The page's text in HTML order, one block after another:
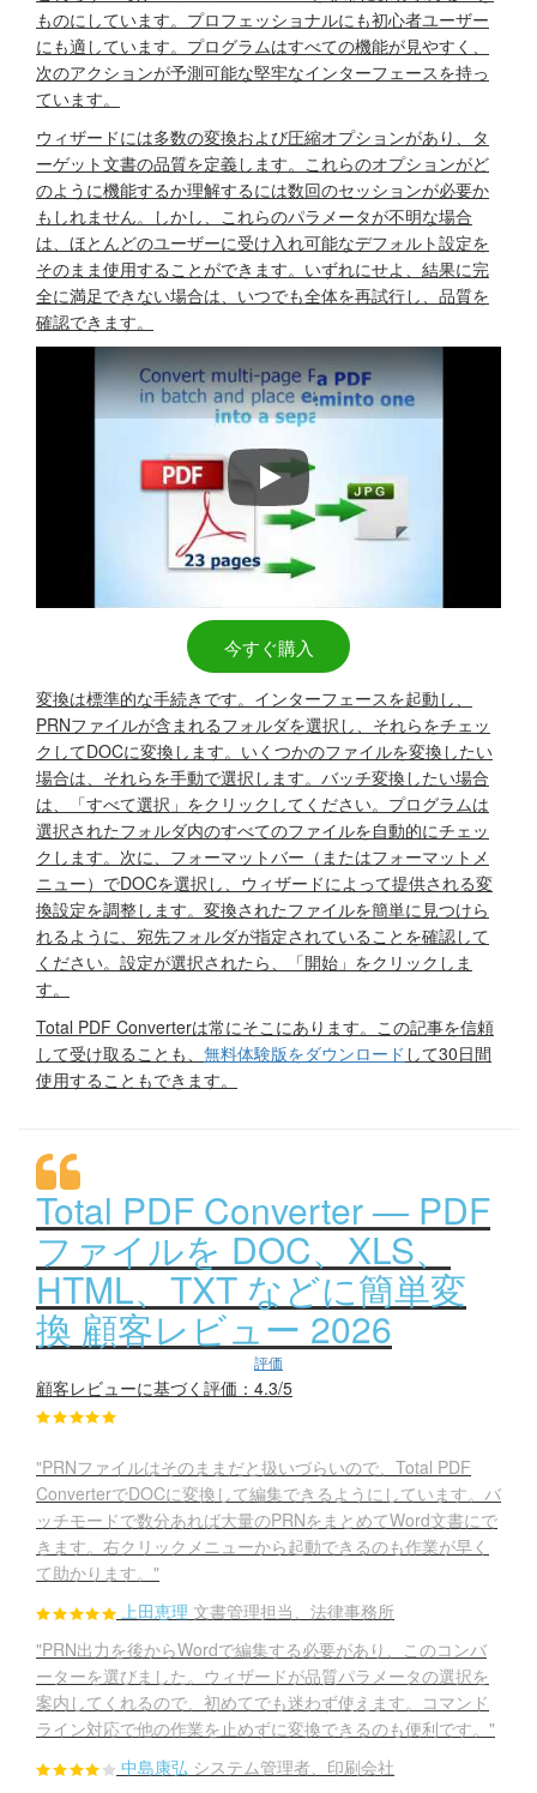
ものにしています。プロフェッショナルにも初心者ユーザー
にも適しています。プログラムはすべての機能が見やすく、
次のアクションが予測可能な堅牢なインターフェースを持っ
ています。
ウィザードには多数の変換および圧縮オプションがあり、タ
ーゲット文書の品質を定義します。これらのオプションがど
のように機能するか理解するには数回のセッションが必要か
もしれません。しかし、これらのパラメータが不明な場合
は、ほとんどのユーザーに受け入れ可能なデフォルト設定を
そのまま使用することができます。いずれにせよ、結果に完
全に満足できない場合は、いつでも全体を再試行し、品質を
確認できます。
PDFをDOC、TIFF、JPEG、XLS
今すぐ購入
変換は標準的な手続きです。インターフェースを起動し、
PRNファイルが含まれるフォルダを選択し、それらをチェッ
クしてDOCに変換します。いくつかのファイルを変換したい
場合は、それらを手動で選択します。バッチ変換したい場合
は、「すべて選択」をクリックしてください。プログラムは
選択されたフォルダ内のすべてのファイルを自動的にチェッ
クします。次に、フォーマットバー（またはフォーマットメ
ニュー）でDOCを選択し、ウィザードによって提供される変
換設定を調整します。変換されたファイルを簡単に見つけら
れるように、宛先フォルダが指定されていることを確認して
ください。設定が選択されたら、「開始」をクリックしま
す。
Total PDF Converterは常にそこにあります。この記事を信頼
して受け取ることも、 無料体験版をダウンロード して30日間
使用することもできます。
Total PDF Converter — PDF
ファイルを DOC、XLS、
HTML、TXT などに簡単変
換 顧客レビュー 2026
評価
顧客レビューに基づく評価：4.3/5
"PRNファイルはそのままだと扱いづらいので、Total PDF
ConverterでDOCに変換して編集できるようにしています。バ
ッチモードで数分あれば大量のPRNをまとめてWord文書にで
きます。右クリックメニューから起動できるのも作業が早く
て助かります。"
上田恵理 文書管理担当、法律事務所
"PRN出力を後からWordで編集する必要があり、このコンバ
ーターを選びました。ウィザードが品質パラメータの選択を
案内してくれるので、初めてでも迷わず使えます。コマンド
ライン対応で他の作業を止めずに変換できるのも便利です。"
中島康弘 システム管理者、印刷会社